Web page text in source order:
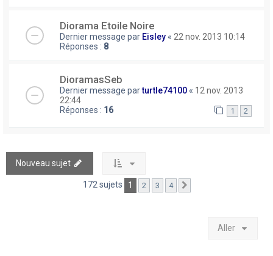
Diorama Etoile Noire
Dernier message par Eisley « 22 nov. 2013 10:14
Réponses : 8
DioramasSeb
Dernier message parturtle74100 « 12 nov. 2013
22:44
Réponses : 16 1 2
Nouveau sujet
172 sujets 1 2 3 4
Aller